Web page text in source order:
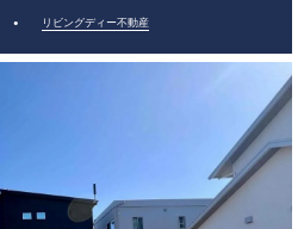
リビングディー不動産